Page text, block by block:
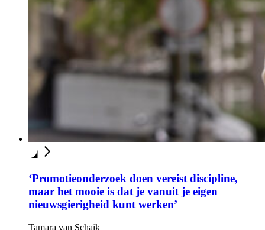
‘Promotieonderzoek doen vereist discipline,
maar het mooie is dat je vanuit je eigen
nieuwsgierigheid kunt werken’
Tamara van Schaik